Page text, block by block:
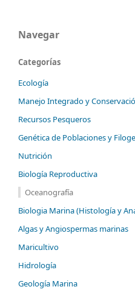
Navegar
Categorías
Ecología
Manejo Integrado y
Recursos Pesqueros
Genética de Poblaciones y
Nutrición
Biología Reproductiva
Oceanografía
Biologia Marina (Histología y
Algas y Angiospermas marinas
Maricultivo
Hidrología
Geología Marina